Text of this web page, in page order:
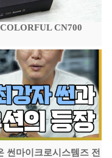
CN700
썬마이크로시스템즈 전